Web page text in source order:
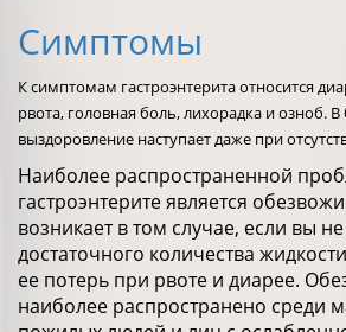
Симптомы
К симптомам гастроэнтерита относится
рвота, головная боль, лихорадка и озноб.
выздоровление наступает даже при
Наиболее распространенной
гастроэнтерите является
возникает в том случае, если вы
достаточного количества
ее потерь при рвоте и диарее.
наиболее распространено среди